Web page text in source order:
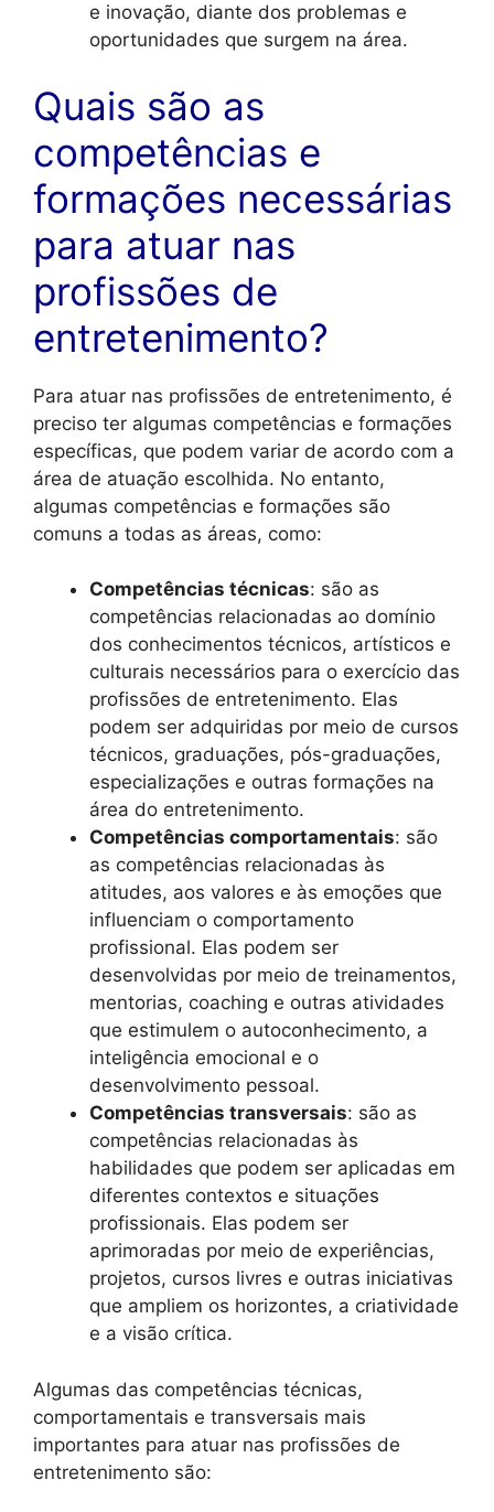
e inovação, diante dos problemas e
oportunidades que surgem na área.
Quais são as
competências e
formações necessárias
para atuar nas
profissões de
entretenimento?
Para atuar nas profissões de entretenimento, é
preciso ter algumas competências e formações
específicas, que podem variar de acordo com a
área de atuação escolhida. No entanto,
algumas competências e formações são
comuns a todas as áreas, como:
Competências técnicas: são as
competências relacionadas ao domínio
dos conhecimentos técnicos, artísticos e
culturais necessários para o exercício das
profissões de entretenimento. Elas
podem ser adquiridas por meio de cursos
técnicos, graduações, pós-graduações,
especializações e outras formações na
área do entretenimento.
Competências comportamentais: são
as competências relacionadas às
atitudes, aos valores e às emoções que
influenciam o comportamento
profissional. Elas podem ser
desenvolvidas por meio de treinamentos,
mentorias, coaching e outras atividades
que estimulem o autoconhecimento, a
inteligência emocional e o
desenvolvimento pessoal.
Competências transversais: são as
competências relacionadas às
habilidades que podem ser aplicadas em
diferentes contextos e situações
profissionais. Elas podem ser
aprimoradas por meio de experiências,
projetos, cursos livres e outras iniciativas
que ampliem os horizontes, a criatividade
e a visão crítica.
Algumas das competências técnicas,
comportamentais e transversais mais
importantes para atuar nas profissões de
entretenimento são: